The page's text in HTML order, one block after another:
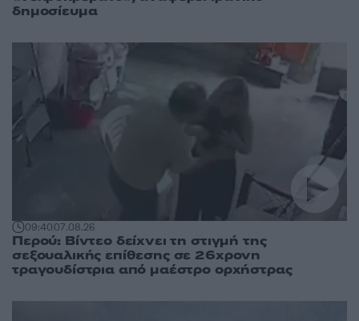
δημοσίευμα
09:4007.08.26
Περού: Βίντεο δείχνει τη στιγμή της
σεξουαλικής επίθεσης σε 26χρονη
τραγουδίστρια από μαέστρο ορχήστρας